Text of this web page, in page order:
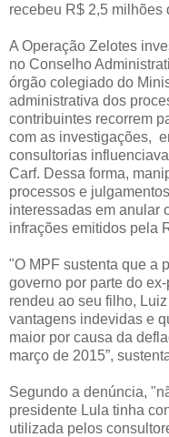
recebeu R$ 2,5 milhões
A Operação Zelotes
no Conselho
órgão colegiado do
administrativa dos
contribuintes recorrem
com as investigações,
consultorias
Carf. Dessa forma,
processos e
interessadas em anular
infrações emitidos pela
"O MPF sustenta que a
governo por parte do
rendeu ao seu filho,
vantagens indevidas e
maior por causa da
março de 2015”,
Segundo a denúncia,
presidente Lula tinha
utilizada pelos